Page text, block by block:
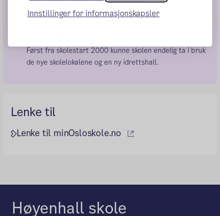
Innstillinger for informasjonskapsler
sammen ca. 600 elever og bortimot 80 ansatte (inkl.
Først fra skolestart 2000 kunne skolen endelig ta i bruk
de nye skolelokalene og en ny idrettshall.
Lenke til
Lenke til minOsloskole.no (ekstern lenke)
Høyenhall skole